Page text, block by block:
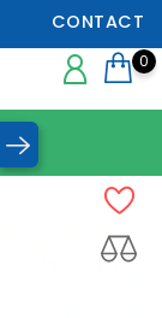
CONTACT
0